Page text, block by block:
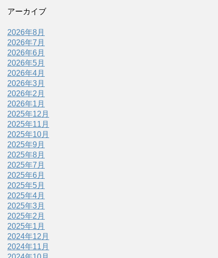
アーカイブ
2026年8月
2026年7月
2026年6月
2026年5月
2026年4月
2026年3月
2026年2月
2026年1月
2025年12月
2025年11月
2025年10月
2025年9月
2025年8月
2025年7月
2025年6月
2025年5月
2025年4月
2025年3月
2025年2月
2025年1月
2024年12月
2024年11月